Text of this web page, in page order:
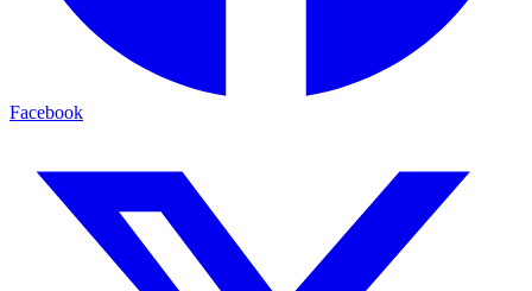
Facebook